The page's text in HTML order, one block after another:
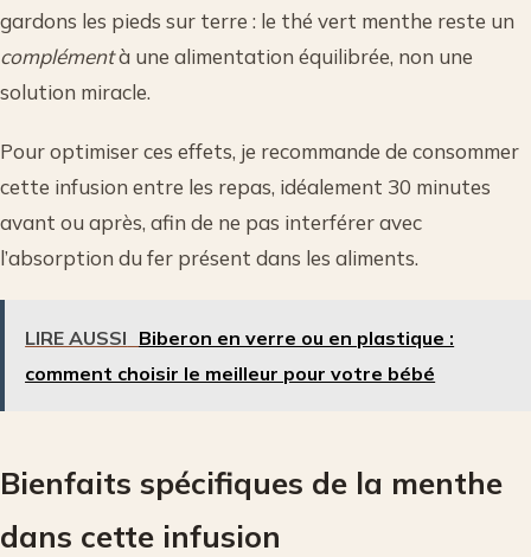
gardons les pieds sur terre : le thé vert menthe reste un
complémentà une alimentation équilibrée, non une
solution miracle.
Pour optimiser ces effets, je recommande de consommer
cette infusion entre les repas, idéalement 30 minutes
avant ou après, afin de ne pas interférer avec
l’absorption du fer présent dans les aliments.
LIRE AUSSI Biberon en verre ou en plastique :
comment choisir le meilleur pour votre bébé
Bienfaits spécifiques de la menthe
dans cette infusion